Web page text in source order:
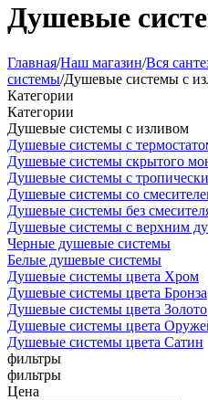
Душевые
Главная/Наш магазин/Вся
системы/Душевые системы с
Категории
Категории
Душевые системы с изливом
Душевые системы с
Душевые системы скрытого
Душевые системы с
Душевые системы со
Душевые системы без
Душевые системы с верхним
Черные душевые системы
Белые душевые системы
Душевые системы цвета Хром
Душевые системы цвета Бронза
Душевые системы цвета Золото
Душевые системы цвета
Душевые системы цвета Сатин
фильтры
фильтры
Цена